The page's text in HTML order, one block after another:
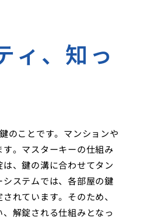
ィ、知っ
のことです。マンションや
。マスターキーの仕組み
、鍵の溝に合わせてタン
ステムでは、各部屋の鍵
れています。そのため、
解錠される仕組みとなっ